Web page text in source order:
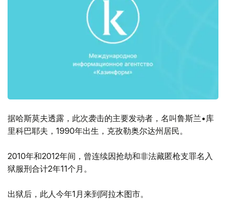
据哈斯莫夫透露，此次袭击的主要发动者，名叫鲁斯兰•库
里科巴耶夫，1990年出生，克孜勒奥尔达州居民。
2010年和2012年间，曾连续因抢劫和非法藏匿枪支罪名入
狱服刑合计2年11个月。
出狱后，此人今年1月来到阿拉木图市。